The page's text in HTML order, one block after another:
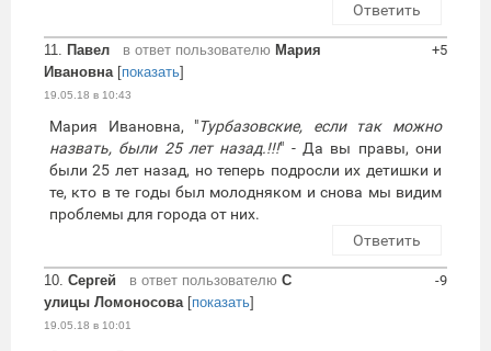
Ответить
11. Павел в ответ пользователю Мария
Ивановна[показать]
19.05.18 в 10:43
+5
Мария Ивановна, "Турбазовские, если так можно
назвать, были 25 лет назад.!!!" - Да вы правы, они
были 25 лет назад, но теперь подросли их детишки и
те, кто в те годы был молодняком и снова мы видим
проблемы для города от них.
Ответить
10. Сергей в ответ пользователю С
улицы Ломоносова[показать]
19.05.18 в 10:01
-9